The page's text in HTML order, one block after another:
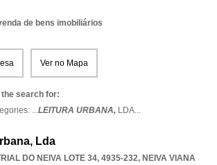
de bens imobiliários
Ver no Mapa
the search for:
...LEITURA URBANA, LDA...
Lda
DO NEIVA LOTE 34, 4935-232, NEIVA VIANA